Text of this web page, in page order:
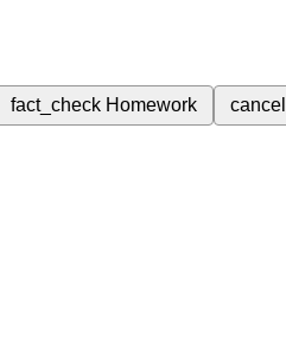
fact_check Homework cancel